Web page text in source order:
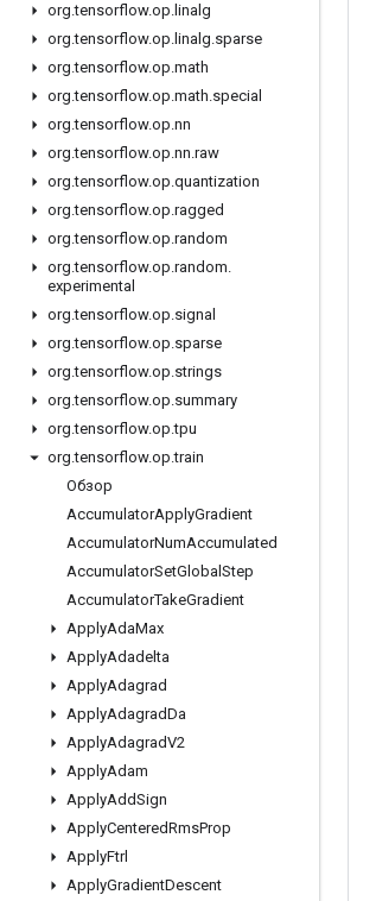
org.tensorflow.op. linalg
org.tensorflow.op. linalg.sparse
org.tensorflow.op.math
org.tensorflow.op.math.special
org.tensorflow.op.nn
org.tensorflow.op.nn.raw
org.tensorflow.op.quantization
org.tensorflow.op.ragged
org.tensorflow.op.random
org.tensorflow.op.random.
experimental
org.tensorflow.op.signal
org.tensorflow.op.sparse
org.tensorflow.op.strings
org.tensorflow.op.summary
org.tensorflow.op.tpu
org.tensorflow.op.train
Обзор
AccumulatorApplyGradient
AccumulatorNumAccumulated
AccumulatorSetGlobal Step
AccumulatorTakeGradient
ApplyAdaMax
ApplyAdadelta
ApplyAdagrad
ApplyAdagradDa
ApplyAdagradV2
ApplyAdam
ApplyAddSign
ApplyCenteredRmsProp
ApplyFtrl
ApplyGradientDescent